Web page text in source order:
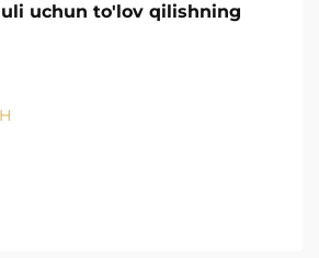
uchun to'lov qilishning